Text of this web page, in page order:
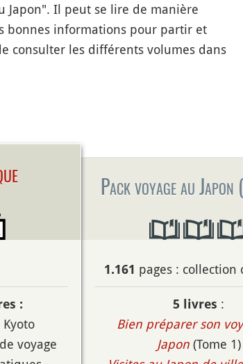
Japon". Il peut se lire de manière
bonnes informations pour partir et
consulter les différents volumes dans
:
voyage
Pack voyage au
1.161 pages : collection
5 livres :
Bien préparer son
Japon(Tome 1)